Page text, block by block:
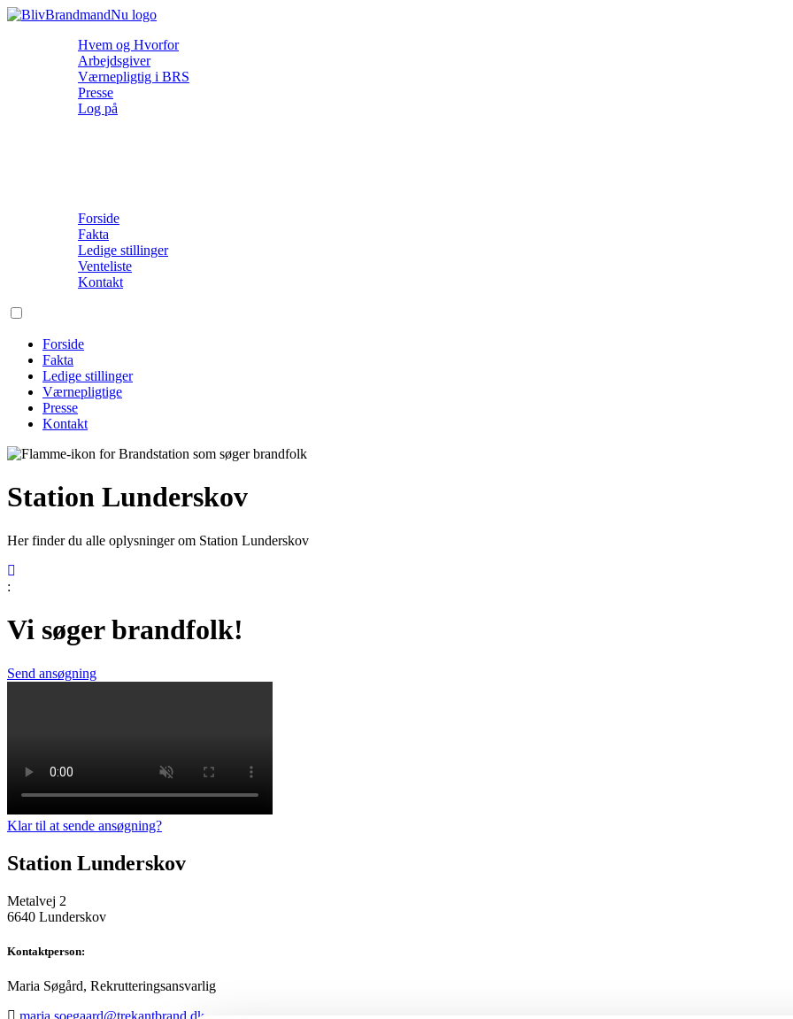
Hvem og Hvorfor
Arbejdsgiver
Værnepligtig i BRS
Presse
Log på
Forside
Fakta
Ledige stillinger
Venteliste
Kontakt
Forside
Fakta
Ledige stillinger
Værnepligtige
Presse
Kontakt
Station Lunderskov
Her finder du alle oplysninger om Station Lunderskov
:
Vi søger brandfolk!
Send ansøgning
Klar til at sende ansøgning?
Station Lunderskov
Metalvej 2
6640 Lunderskov
Kontaktperson:
Maria Søgård, Rekrutteringsansvarlig
maria.soegaard@trekantbrand.dk